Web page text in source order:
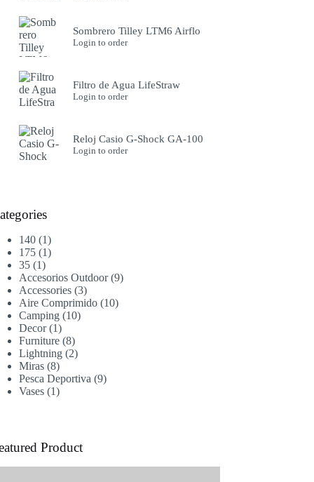
Sombrero Tilley LTM6 Airflo
Login to order
Filtro de Agua LifeStraw
Login to order
Reloj Casio G-Shock GA-100
Login to order
140 11
producto
175 11
35 11
producto
Accesorios Outdoor 99
Accessories 33
productos
Aire Comprimido 1010
Camping 1010
Decor 11
producto
Furniture 88
productos
Lightning 22
Miras 88
productos
Pesca Deportiva 99
Vases 11
Product